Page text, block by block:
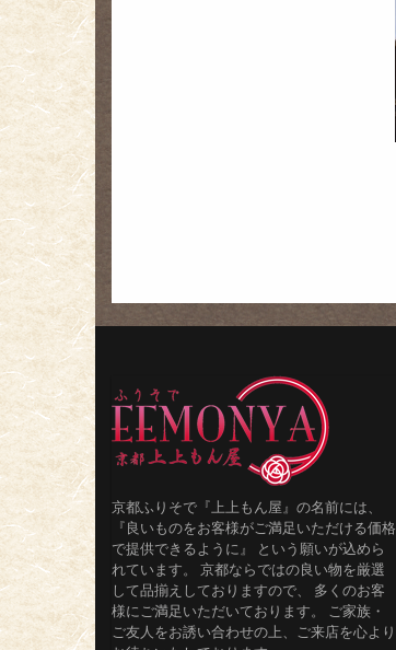
京都ふりそで『上上もん屋』の名前には、
『良いものをお客様がご満足いただける価格
で提供できるように』 という願いが込めら
れています。 京都ならではの良い物を厳選
して品揃えしておりますので、 多くのお客
様にご満足いただいております。 ご家族・
ご友人をお誘い合わせの上、ご来店を心より